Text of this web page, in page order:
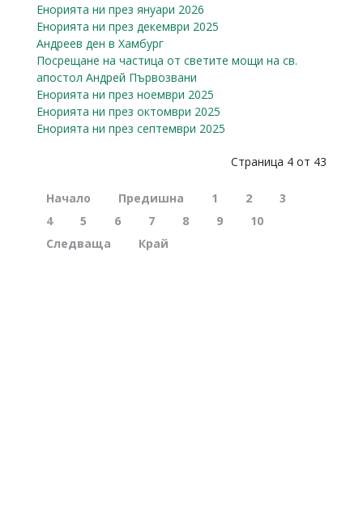
Енорията ни през януари 2026
Енорията ни през декември 2025
Андреев ден в Хамбург
Посрещане на частица от светите мощи на св.
апостол Андрей Първозвани
Енорията ни през ноември 2025
Енорията ни през октомври 2025
Енорията ни през септември 2025
Страница 4 от 43
Начало Предишна 1 2
3
4
5 6 7 8 9
10
Следваща
Край